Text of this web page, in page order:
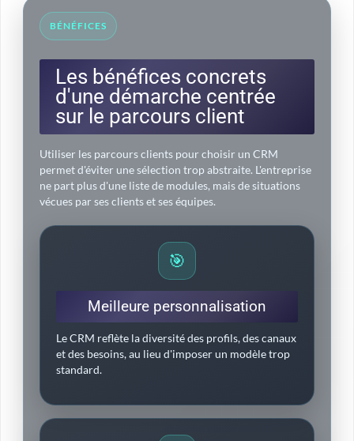
BÉNÉFICES
Les bénéfices concrets
d'une démarche centrée
sur le parcours client
Utiliser les parcours clients pour choisir un CRM
permet d'éviter une sélection trop abstraite. L'entreprise
ne part plus d'une liste de modules, mais de situations
vécues par ses clients et ses équipes.
🎯
Meilleure personnalisation
Le CRM reflète la diversité des profils, des canaux
et des besoins, au lieu d'imposer un modèle trop
standard.